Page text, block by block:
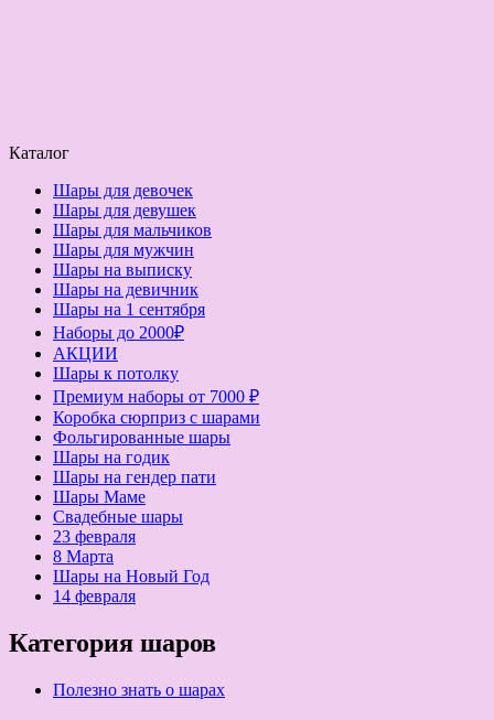
Каталог
Шары для девочек
Шары для девушек
Шары для мальчиков
Шары для мужчин
Шары на выписку
Шары на девичник
Шары на 1 сентября
Наборы до 2000₽
АКЦИИ
Шары к потолку
Премиум наборы от 7000 ₽
Коробка сюрприз с шарами
Фольгированные шары
Шары на годик
Шары на гендер пати
Шары Маме
Свадебные шары
23 февраля
8 Марта
Шары на Новый Год
14 февраля
Категория шаров
Полезно знать о шарах